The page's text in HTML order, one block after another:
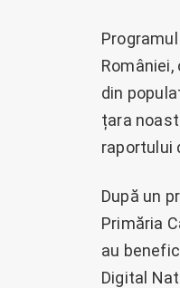
din
țara
raportului
După un
Primăria
au
Digital